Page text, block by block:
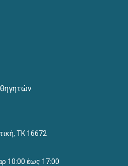
ΤΚ 16672
10:00 έως 17:00